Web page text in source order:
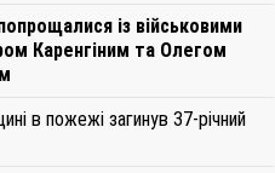
із військовими
Каренгіним та Олегом
в пожежі загинув 37-річний